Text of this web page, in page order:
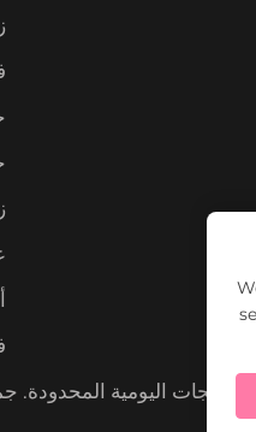
اليومية